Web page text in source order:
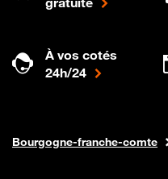
À vos cotés
24h/24
Boutique Orange
Internet fibre
Bourgogne-franche-comte